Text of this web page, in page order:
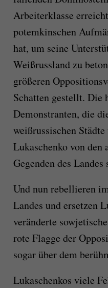
Arbeiterklasse
potemkinschen
hat, um seine
Weißrussland zu
größeren
Schatten gestellt. Die
Demonstranten, die
weißrussischen
Lukaschenko von den
Gegenden des
Und nun rebellieren
Landes und ersetzen
veränderte
rote Flagge der
sogar über dem
Lukaschenkos viele